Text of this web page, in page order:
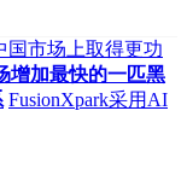
国市场上取得更功
增加最快的一匹黑
FusionXpark采用AI